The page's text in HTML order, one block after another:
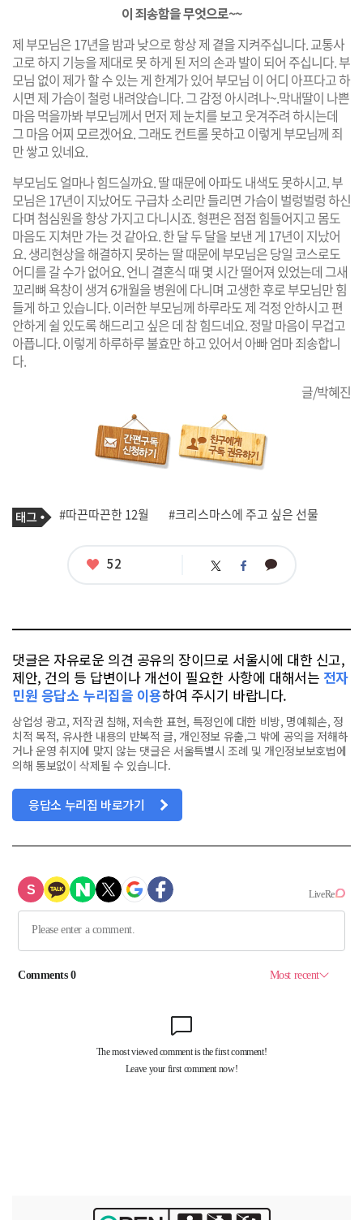
이 죄송함을 무엇으로~~
제 부모님은 17년을 밤과 낮으로 항상 제 곁을 지켜주십니다. 교통사
고로 하지 기능을 제대로 못 하게 된 저의 손과 발이 되어 주십니다. 부
모님 없이 제가 할 수 있는 게 한계가 있어 부모님 이 어디 아프다고 하
시면 제 가슴이 철렁 내려앉습니다. 그 감정 아시려나~.막내딸이 나쁜
마음 먹을까봐 부모님께서 먼저 제 눈치를 보고 웃겨주려 하시는데
그 마음 어찌 모르겠어요. 그래도 컨트롤 못하고 이렇게 부모님께 죄
만 쌓고 있네요.
부모님도 얼마나 힘드실까요. 딸 때문에 아파도 내색도 못하시고. 부
모님은 17년이 지났어도 구급차 소리만 들리면 가슴이 벌렁벌렁 하신
다며 첨심원을 항상 가지고 다니시죠. 형편은 점점 힘들어지고 몸도
마음도 지쳐만 가는 것 같아요. 한 달 두 달을 보낸 게 17년이 지났어
요. 생리현상을 해결하지 못하는 딸 때문에 부모님은 당일 코스로도
어디를 갈 수가 없어요. 언니 결혼식 때 몇 시간 떨어져 있었는데 그새
꼬리뼈 욕창이 생겨 6개월을 병원에 다니며 고생한 후로 부모님만 힘
들게 하고 있습니다. 이러한 부모님께 하루라도 제 걱정 안하시고 편
안하게 쉴 있도록 해드리고 싶은 데 참 힘드네요. 정말 마음이 무겁고
아픕니다. 이렇게 하루하루 불효만 하고 있어서 아빠 엄마 죄송합니
다.
글/박혜진
사
태
그
#따끈따끈한 12월 #크리스마스에 주고 싶은 선물
좋
52 트 페 카
댓글은 자유로운 의견 공유의 장이므로 서울시에 대한 신고,
제안, 건의 등 답변이나 개선이 필요한 사항에 대해서는 전자
민원 응답소 누리집을 이용하여 주시기 바랍니다.
상업성 광고, 저작권 침해, 저속한 표현, 특정인에 대한 비방, 명예훼손, 정
치적 목적, 유사한 내용의 반복적 글, 개인정보 유출,그 밖에 공익을 저해하
거나 운영 취지에 맞지 않는 댓글은 서울특별시 조례 및 개인정보보호법에
의해 통보없이 삭제될 수 있습니다.
응답소 누리집 바로가기